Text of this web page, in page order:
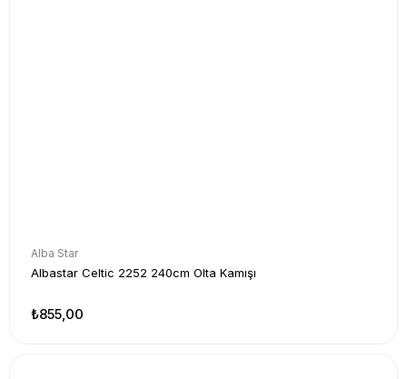
Alba Star
Albastar Celtic 2252 240cm Olta Kamışı
₺855,00